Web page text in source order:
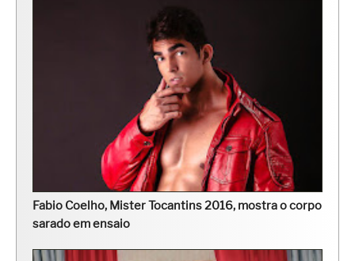
Fabio Coelho, Mister Tocantins 2016, mostra o corpo
sarado em ensaio